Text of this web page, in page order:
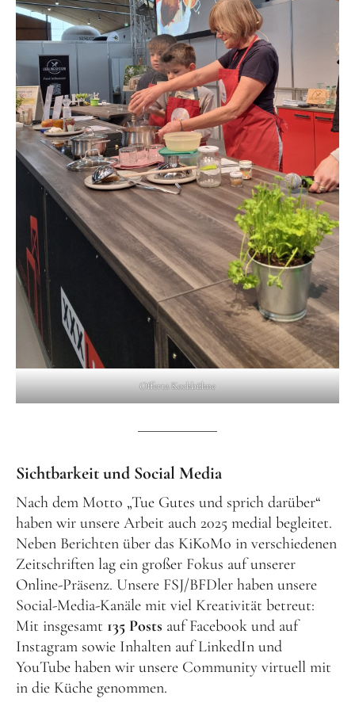
Offerta Kochbühne
Sichtbarkeit und Social Media
Nach dem Motto „Tue Gutes und sprich darüber“
haben wir unsere Arbeit auch 2025 medial begleitet.
Neben Berichten über das KiKoMo in verschiedenen
Zeitschriften lag ein großer Fokus auf unserer
Online-Präsenz. Unsere FSJ/BFDler haben unsere
Social-Media-Kanäle mit viel Kreativität betreut:
Mit insgesamt 135 Posts auf Facebook und auf
Instagram sowie Inhalten auf LinkedIn und
YouTube haben wir unsere Community virtuell mit
in die Küche genommen.